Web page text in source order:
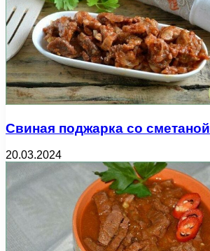
Свиная поджарка со сметаной
20.03.2024